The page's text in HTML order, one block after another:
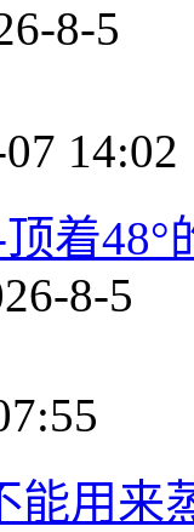
8-5
14:02
着48°
8-5
能用来